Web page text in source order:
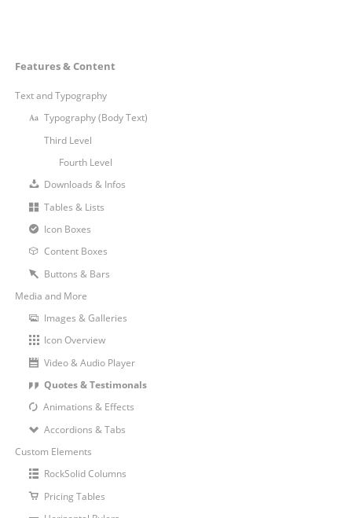
Navigation
Features & Content
Text and Typography
Typography (Body Text)
Third Level
Fourth Level
Downloads & Infos
Tables & Lists
Icon Boxes
Content Boxes
Buttons & Bars
Media and More
Images & Galleries
Icon Overview
Video & Audio Player
Quotes & Testimonals
Animations & Effects
Accordions & Tabs
Custom Elements
RockSolid Columns
Pricing Tables